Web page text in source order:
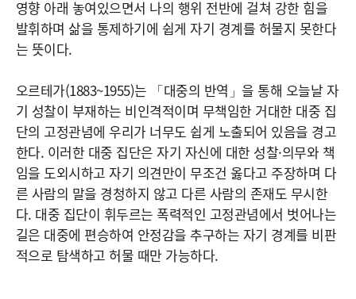
영향 아래 놓여있으면서 나의 행위 전반에 걸쳐 강한 힘을
발휘하며 삶을 통제하기에 쉽게 자기 경계를 허물지 못한다
는 뜻이다.
오르테가(1883~1955)는 「대중의 반역」을 통해 오늘날 자
기 성찰이 부재하는 비인격적이며 무책임한 거대한 대중 집
단의 고정관념에 우리가 너무도 쉽게 노출되어 있음을 경고
한다. 이러한 대중 집단은 자기 자신에 대한 성찰·의무와 책
임을 도외시하고 자기 의견만이 무조건 옳다고 주장하며 다
른 사람의 말을 경청하지 않고 다른 사람의 존재도 무시한
다. 대중 집단이 휘두르는 폭력적인 고정관념에서 벗어나는
길은 대중에 편승하여 안정감을 추구하는 자기 경계를 비판
적으로 탐색하고 허물 때만 가능하다.